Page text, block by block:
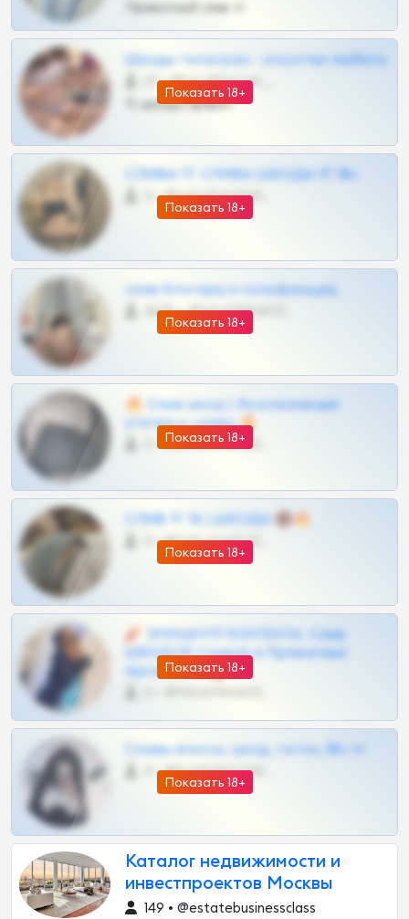
Приватный слив тг
Показать 18+
Шкоды телеграм - искуство любить
27 •
Тг шкоды приват
Показать 18+
СЛИВЫ ТГ СЛИВЫ ШКОДЫ ТГ 18+
0 •
Показать 18+
слив блогерш и онлифанщиц
4675 •
Показать 18+
🔥 Слив шкод | Эксклюзивные
утечки и сливы 🔥
0 •
Показать 18+
СЛИВ ТГ 18 | ШКОДЫ 🔞🔥
0 •
Показать 18+
🧨 ЭПИЦЕНТР КОНТЕНТА: Слив
ШКОДОВ Сливов и Приватных
Архивов ТГ 🔞💎
Показать 18+
Сливы вписок, шкод, теток, 18+ тг
0 •
Каталог недвижимости и
инвестпроектов Москвы
149 • @estatebusinessclass